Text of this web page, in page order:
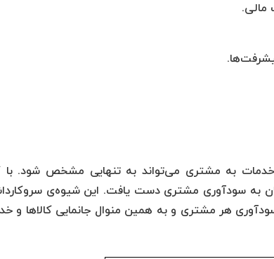
خدمات به مشتری می‌تواند به تنهایی مشخص شود.
به سودآوری مشتری دست یافت. این شیوه‌ی
هر مشتری و به همین منوال جانمایی کالاها و